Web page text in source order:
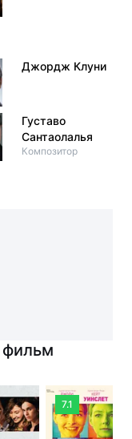
Джордж Клуни
Густаво
Сантаолалья
Композитор
фильм
7.1